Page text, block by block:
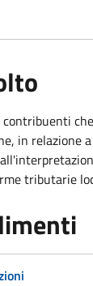
in relazione
tributarie